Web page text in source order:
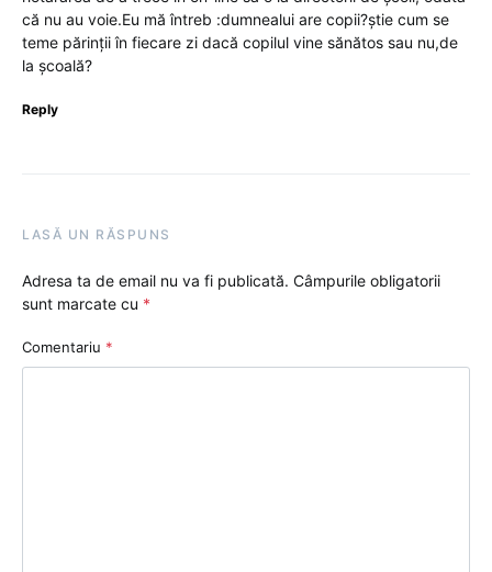
că nu au voie.Eu mă întreb :dumnealui are copii?știe cum se
teme părinții în fiecare zi dacă copilul vine sănătos sau nu,de
la școală?
Reply
LASĂ UN RĂSPUNS
Adresa ta de email nu va fi publicată. Câmpurile obligatorii
sunt marcate cu *
Comentariu *